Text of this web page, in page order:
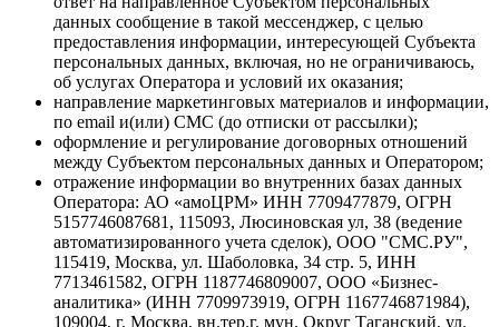
данных сообщение в такой мессенджер, с целью
предоставления информации, интересующей Субъекта
персональных данных, включая, но не ограничиваюсь,
об услугах Оператора и условий их оказания;
направление маркетинговых материалов и информации,
по email и(или) СМС (до отписки от рассылки);
оформление и регулирование договорных отношений
между Субъектом персональных данных и Оператором;
отражение информации во внутренних базах данных
Оператора: АО «амоЦРМ» ИНН 7709477879, ОГРН
5157746087681, 115093, Люсиновская ул, 38 (ведение
автоматизированного учета сделок), ООО "СМС.РУ",
115419, Москва, ул. Шаболовка, 34 стр. 5, ИНН
7713461582, ОГРН 1187746809007, ООО «Бизнес-
аналитика» (ИНН 7709973919, ОГРН 1167746871984),
109004, г. Москва, вн.тер.г. мун. Округ Таганский, ул.